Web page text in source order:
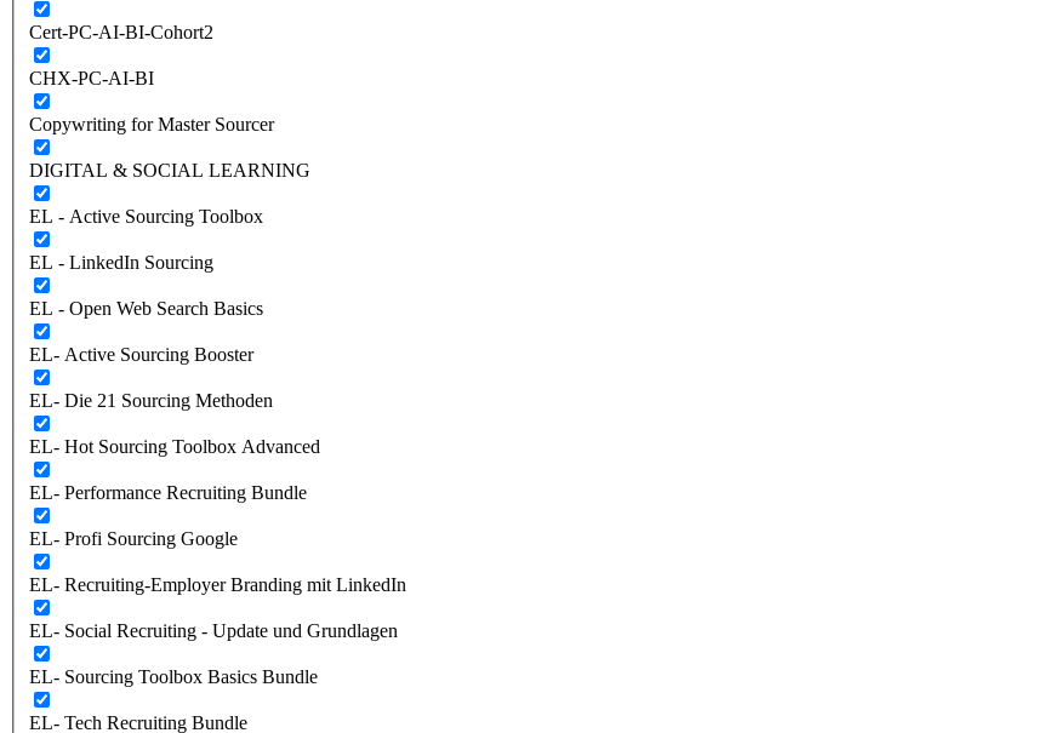
Cert-PC-AI-BI-Cohort2
CHX-PC-AI-BI
Copywriting for Master Sourcer
DIGITAL & SOCIAL LEARNING
EL - Active Sourcing Toolbox
EL - LinkedIn Sourcing
EL - Open Web Search Basics
EL- Active Sourcing Booster
EL- Die 21 Sourcing Methoden
EL- Hot Sourcing Toolbox Advanced
EL- Performance Recruiting Bundle
EL- Profi Sourcing Google
EL- Recruiting-Employer Branding mit LinkedIn
EL- Social Recruiting - Update und Grundlagen
EL- Sourcing Toolbox Basics Bundle
EL- Tech Recruiting Bundle